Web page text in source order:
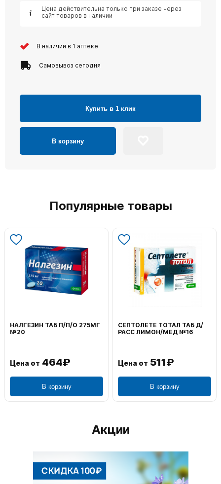
Цена действительна только при заказе через
сайт товаров в наличии
В наличии в 1 аптеке
Самовывоз сегодня
Купить в 1 клик
В корзину
Популярные товары
НАЛГЕЗИН ТАБ П/П/О 275МГ
№20
Цена от 464₽
В корзину
СЕПТОЛЕТЕ ТОТАЛ ТАБ Д/
РАСС ЛИМОН/МЕД №16
Цена от 511₽
В корзину
Акции